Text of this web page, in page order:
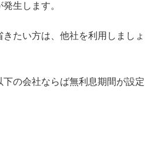
生します。
たい方は、他社を利用しましょ
の会社ならば無利息期間が設定